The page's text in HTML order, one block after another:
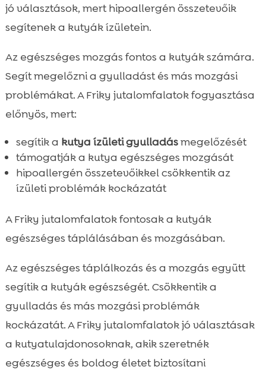
jó választások, mert hipoallergén összetevőik
segítenek a kutyák ízületein.
Az egészséges mozgás fontos a kutyák számára.
Segít megelőzni a gyulladást és más mozgási
problémákat. A Friky jutalomfalatok fogyasztása
előnyös, mert:
segítik a kutya ízületi gyulladásmegelőzését
támogatják a kutya egészséges mozgását
hipoallergén összetevőikkel csökkentik az
ízületi problémák kockázatát
A Friky jutalomfalatok fontosak a kutyák
egészséges táplálásában és mozgásában.
Az egészséges táplálkozás és a mozgás együtt
segítik a kutyák egészségét. Csökkentik a
gyulladás és más mozgási problémák
kockázatát. A Friky jutalomfalatok jó választásak
a kutyatulajdonosoknak, akik szeretnék
egészséges és boldog életet biztosítani